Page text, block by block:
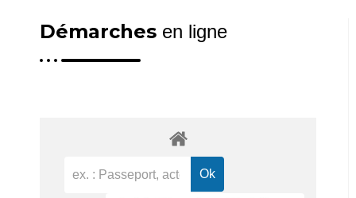
Démarches en ligne